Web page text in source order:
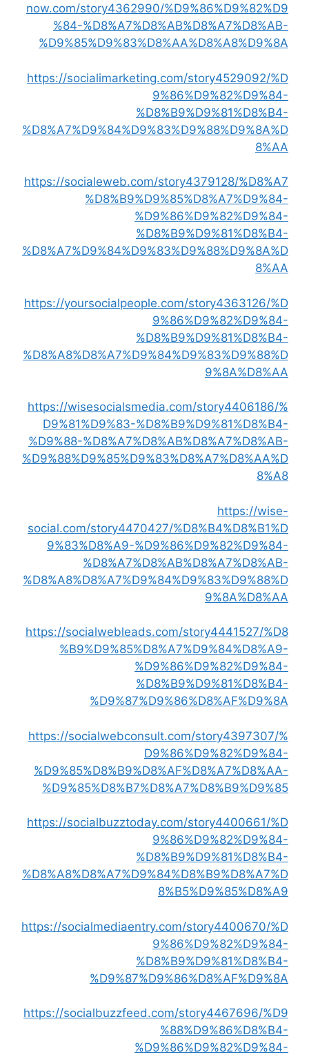
now.com/story4362990/%D9%86%D9%82%D9
%84-%D8%A7%D8%AB%D8%A7%D8%AB-
%D9%85%D9%83%D8%AA%D8%A8%D9%8A
https://socialimarketing.com/story4529092/%D
9%86%D9%82%D9%84-
%D8%B9%D9%81%D8%B4-
%D8%A7%D9%84%D9%83%D9%88%D9%8A%D
8%AA
https://socialeweb.com/story4379128/%D8%A7
%D8%B9%D9%85%D8%A7%D9%84-
%D9%86%D9%82%D9%84-
%D8%B9%D9%81%D8%B4-
%D8%A7%D9%84%D9%83%D9%88%D9%8A%D
8%AA
https://yoursocialpeople.com/story4363126/%D
9%86%D9%82%D9%84-
%D8%B9%D9%81%D8%B4-
%D8%A8%D8%A7%D9%84%D9%83%D9%88%D
9%8A%D8%AA
https://wisesocialsmedia.com/story4406186/%
D9%81%D9%83-%D8%B9%D9%81%D8%B4-
%D9%88-%D8%A7%D8%AB%D8%A7%D8%AB-
%D9%88%D9%85%D9%83%D8%A7%D8%AA%D
8%A8
https://wise-
social.com/story4470427/%D8%B4%D8%B1%D
9%83%D8%A9-%D9%86%D9%82%D9%84-
%D8%A7%D8%AB%D8%A7%D8%AB-
%D8%A8%D8%A7%D9%84%D9%83%D9%88%D
9%8A%D8%AA
https://socialwebleads.com/story4441527/%D8
%B9%D9%85%D8%A7%D9%84%D8%A9-
%D9%86%D9%82%D9%84-
%D8%B9%D9%81%D8%B4-
%D9%87%D9%86%D8%AF%D9%8A
https://socialwebconsult.com/story4397307/%
D9%86%D9%82%D9%84-
%D9%85%D8%B9%D8%AF%D8%A7%D8%AA-
%D9%85%D8%B7%D8%A7%D8%B9%D9%85
https://socialbuzztoday.com/story4400661/%D
9%86%D9%82%D9%84-
%D8%B9%D9%81%D8%B4-
%D8%A8%D8%A7%D9%84%D8%B9%D8%A7%D
8%B5%D9%85%D8%A9
https://socialmediaentry.com/story4400670/%D
9%86%D9%82%D9%84-
%D8%B9%D9%81%D8%B4-
%D9%87%D9%86%D8%AF%D9%8A
https://socialbuzzfeed.com/story4467696/%D9
%88%D9%86%D8%B4-
%D9%86%D9%82%D9%84-